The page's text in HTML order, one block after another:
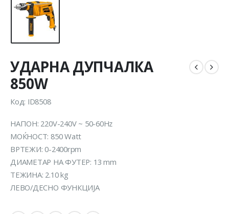
УДАРНА ДУПЧАЛКА
850W
Код: ID8508
НАПОН: 220V-240V ~ 50-60Hz
MOЌНОСТ: 850 Watt
ВРТЕЖИ: 0-2400rpm
ДИАМЕТАР НА ФУТЕР: 13 mm
ТЕЖИНА: 2.10 kg
ЛЕВО/ДЕСНО ФУНКЦИЈА